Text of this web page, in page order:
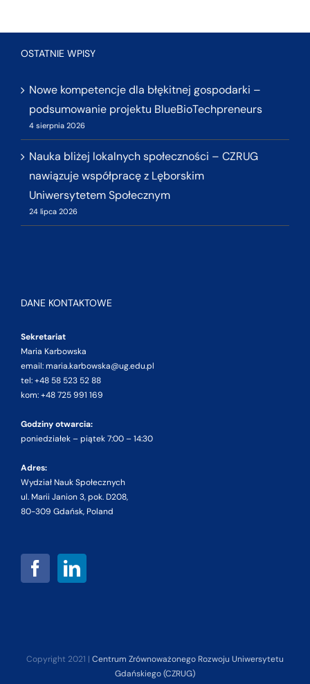
OSTATNIE WPISY
Nowe kompetencje dla błękitnej gospodarki –
podsumowanie projektu BlueBioTechpreneurs
4 sierpnia 2026
Nauka bliżej lokalnych społeczności – CZRUG
nawiązuje współpracę z Lęborskim
Uniwersytetem Społecznym
24 lipca 2026
DANE KONTAKTOWE
Sekretariat
Maria Karbowska
email: maria.karbowska@ug.edu.pl
tel: +48 58 523 52 88
kom: +48 725 991 169
Godziny otwarcia:
poniedziałek – piątek 7:00 – 14:30
Adres:
Wydział Nauk Społecznych
ul. Marii Janion 3, pok. D208,
80-309 Gdańsk, Poland
Copyright 2021 | Centrum Zrównoważonego Rozwoju Uniwersytetu
Gdańskiego (CZRUG)